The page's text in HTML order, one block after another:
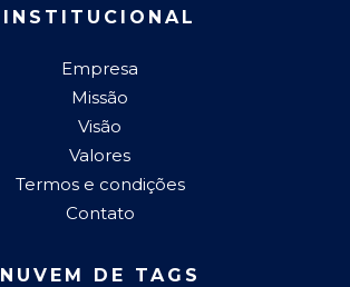
INSTITUCIONAL
Empresa
Missão
Visão
Valores
Termos e condições
Contato
NUVEM DE TAGS